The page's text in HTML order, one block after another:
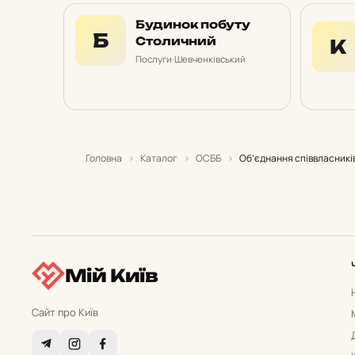
Б
Будинок побуту
Столичний
Послуги·Шевченківський К
Головна › Каталог › ОСББ › Об’єднання
Мій Київ
Сайт про Київ